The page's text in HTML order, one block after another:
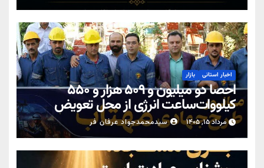
اخبار استانی بازار
احصا دو میلیون و ۵۰۹ هزار و ۵۵۰
کیلووات‌ساعت انرژی از محل تعویض
کنتورهای معیوب در یزد
مرداد ۱۵, ۱۴۰۵ سیدمحمدجواد عرفان فر